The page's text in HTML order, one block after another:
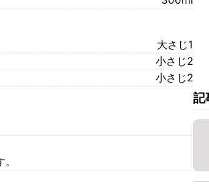
大さじ1
小さじ2
小さじ2
記